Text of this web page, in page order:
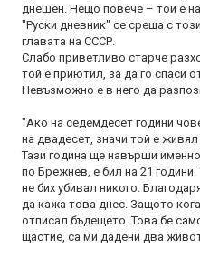
днешен. Нещо повече – той е
"Руски дневник" се среща с
главата на СССР.
Слабо приветливо старче
той е приютил, за да го спаси
Невъзможно е в него да
"Ако на седемдесет години
на двадесет, значи той е
Тази година ще навърши
по Брежнев, е бил на 21
не бих убивал никого.
да кажа това днес. Защото
отписал бъдещето. Това бе
щастие, са ми дадени два